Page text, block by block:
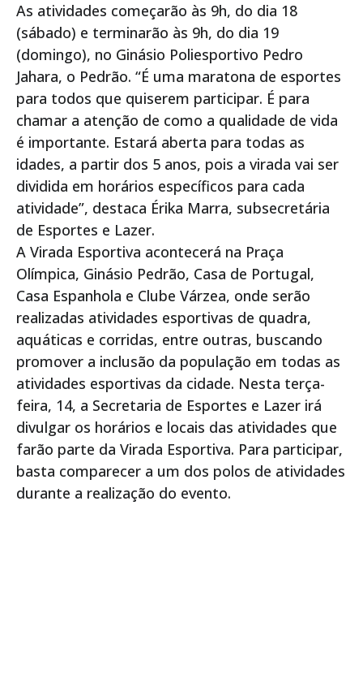
As atividades começarão às 9h, do dia 18
(sábado) e terminarão às 9h, do dia 19
(domingo), no Ginásio Poliesportivo Pedro
Jahara, o Pedrão. “É uma maratona de esportes
para todos que quiserem participar. É para
chamar a atenção de como a qualidade de vida
é importante. Estará aberta para todas as
idades, a partir dos 5 anos, pois a virada vai ser
dividida em horários específicos para cada
atividade”, destaca Érika Marra, subsecretária
de Esportes e Lazer.
A Virada Esportiva acontecerá na Praça
Olímpica, Ginásio Pedrão, Casa de Portugal,
Casa Espanhola e Clube Várzea, onde serão
realizadas atividades esportivas de quadra,
aquáticas e corridas, entre outras, buscando
promover a inclusão da população em todas as
atividades esportivas da cidade. Nesta terça-
feira, 14, a Secretaria de Esportes e Lazer irá
divulgar os horários e locais das atividades que
farão parte da Virada Esportiva. Para participar,
basta comparecer a um dos polos de atividades
durante a realização do evento.